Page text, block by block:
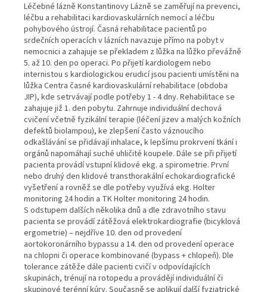
Léčebné lázně Konstantinovy Lázně se zaměřují na prevenci,
léčbu a rehabilitaci kardiovaskulárních nemocí a léčbu
pohybového ústrojí. Časná rehabilitace pacientů po
srdečních operacích v lázních navazuje přímo na pobyt v
nemocnici a zahajuje se překladem z lůžka na lůžko převážně
5. až 10. den po operaci. Po přijetí kardiologem nebo
internistou s kardiologickou erudicí jsou pacienti umístěni na
lůžka Centra časné kardiovaskulární rehabilitace (obdoba
JIP), kde setrvávají podle potřeby 1 - 4 dny. Rehabilitace se
zahajuje již 1. den pobytu. Zahrnuje individuální dechová
cvičení včetně fyzikální terapie (léčení jizev a malých kožních
defektů biolampou), ke zlepšení často váznoucího
odkašlávání se přidávají inhalace, k lepšímu prokrvení tkání i
orgánů napomáhají suché uhličité koupele. Dále se při přijetí
pacienta provádí vstupní klidové ekg. a spirometrie. První
nebo druhý den klidové transthorakální echokardiografické
vyšetření a rovněž se dle potřeby využívá ekg. Holter
monitoring 24 hodin a TK Holter monitoring 24 hodin.
S odstupem dalších několika dnů a dle zdravotního stavu
pacienta se provádí zátěžová elektrokardiografie (bicyklová
ergometrie) – nejdříve 10. den od provedení
aortokoronárního bypassu a 14. den od provedení operace
na chlopni či operace kombinované (bypass + chlopeň). Dle
tolerance zátěže dále pacienti cvičí v odpovídajících
skupinách, trénují na rotopedu a provádějí individuální či